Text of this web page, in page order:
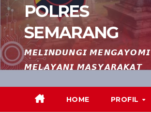
POLRES
SEMARANG
𝙈𝙀𝙇𝙄𝙉𝘿𝙐𝙉𝙂𝙄 𝙈𝙀𝙉𝙂𝘼𝙔𝙊𝙈𝙄
𝙈𝙀𝙇𝘼𝙔𝘼𝙉𝙄 𝙈𝘼𝙎𝙔𝘼𝙍𝘼𝙆𝘼𝙏
HOME PROFIL